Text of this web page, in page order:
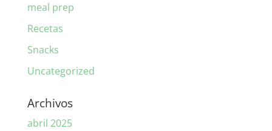
meal prep
Recetas
Snacks
Uncategorized
Archivos
abril 2025